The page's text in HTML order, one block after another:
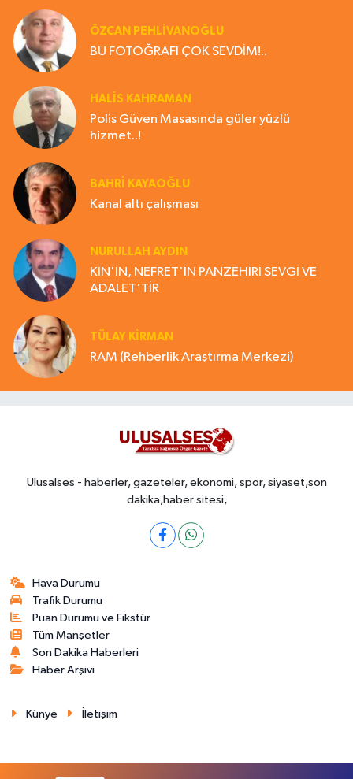
ÖZCAN PEHLİVANOĞLU
BU FOTOĞRAFI ÇOK SEVDİM!..
HALIS KAHRAMAN
Polis Güven Masasında güler yüzlü
hizmet..!
BAHRI KAYAOĞLU
Kanal altı çalışması
NURULLAH AYDIN
KİN'İN, NEFRET'İN PANZEHİRİ SEVGİ VE
ADALET'TİR
TÜLAY KİRMAN
RAM (Rehberlik Araştırma Merkezi)
Ulusalses - haberler, gazeteler, ekonomi, spor, siyaset,son
dakika,haber sitesi,
Hava Durumu
Trafik Durumu
Puan Durumu ve Fikstür
Tüm Manşetler
Son Dakika Haberleri
Haber Arşivi
Künye İletişim